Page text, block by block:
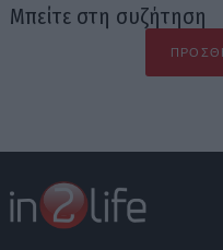
Μπείτε στη συζήτηση